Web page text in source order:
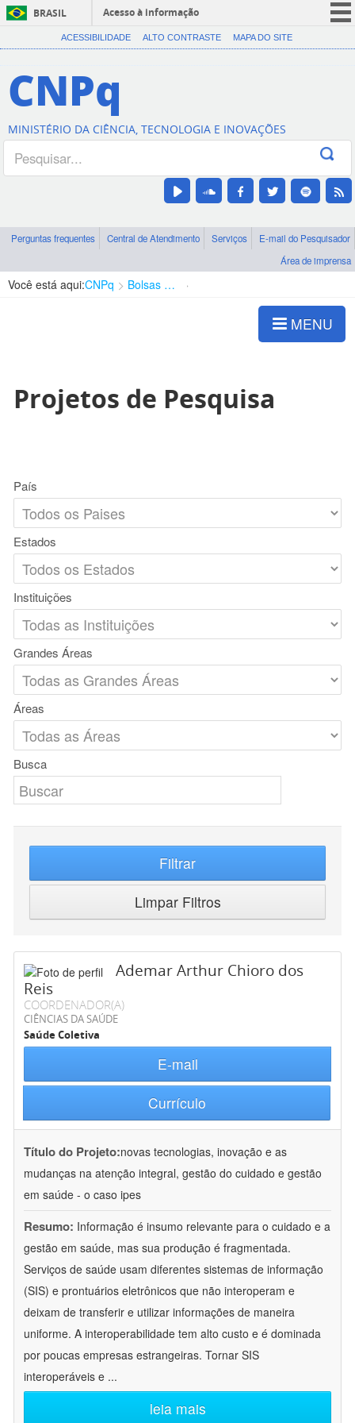
BRASIL
Acesso à informação
CORONAVÍRUS (COVID-19)
Canais
ACESSIBILIDADE ALTO CONTRASTE MAPA DO SITE
CNPq
MINISTÉRIO DA CIÊNCIA, TECNOLOGIA E INOVAÇÕES
Perguntas frequentes Central de Atendimento Serviços
E-mail do Pesquisador
Área de imprensa
Você está aqui:CNPq Bolsas e Auxílios Vigentes
MENU
Projetos de Pesquisa
País
Estados
Instituições
Grandes Áreas
Áreas
Busca
Filtrar
Limpar Filtros
Ademar Arthur Chioro dos
Reis
COORDENADOR(A)
CIÊNCIAS DA SAÚDE
Saúde Coletiva
E-mail
Currículo
Título do Projeto:novas tecnologias, inovação e as
mudanças na atenção integral, gestão do cuidado e gestão
em saúde - o caso ipes
Resumo: Informação é insumo relevante para o cuidado e a
gestão em saúde, mas sua produção é fragmentada.
Serviços de saúde usam diferentes sistemas de informação
(SIS) e prontuários eletrônicos que não interoperam e
deixam de transferir e utilizar informações de maneira
uniforme. A interoperabilidade tem alto custo e é dominada
por poucas empresas estrangeiras. Tornar SIS
interoperáveis e ...
leia mais